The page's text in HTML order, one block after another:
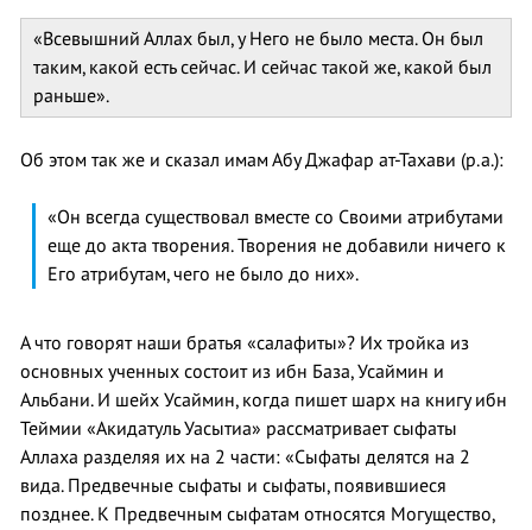
«Всевышний Аллах был, у Него не было места. Он был
таким, какой есть сейчас. И сейчас такой же, какой был
раньше».
Об этом так же и сказал имам Абу Джафар ат-Тахави (р.а.):
«Он всегда существовал вместе со Своими атрибутами
еще до акта творения. Творения не добавили ничего к
Его атрибутам, чего не было до них».
А что говорят наши братья «салафиты»? Их тройка из
основных ученных состоит из ибн База, Усаймин и
Альбани. И шейх Усаймин, когда пишет шарх на книгу ибн
Теймии «Акидатуль Уасытиа» рассматривает сыфаты
Аллаха разделяя их на 2 части: «Сыфаты делятся на 2
вида. Предвечные сыфаты и сыфаты, появившиеся
позднее. К Предвечным сыфатам относятся Могущество,